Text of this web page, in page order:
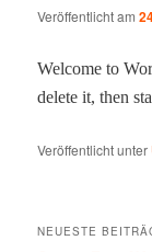
Veröffentlicht am
Wel­come to
delete it, then
Veröffentlicht unter
NEUESTE